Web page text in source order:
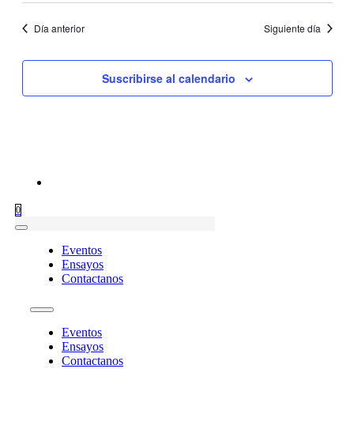
0
Eventos
Ensayos
Contactanos
Eventos
Ensayos
Contactanos
agosto
9,
2026
de
Filtros
fecha.Día anterior Siguiente día
Suscribirse al calendario